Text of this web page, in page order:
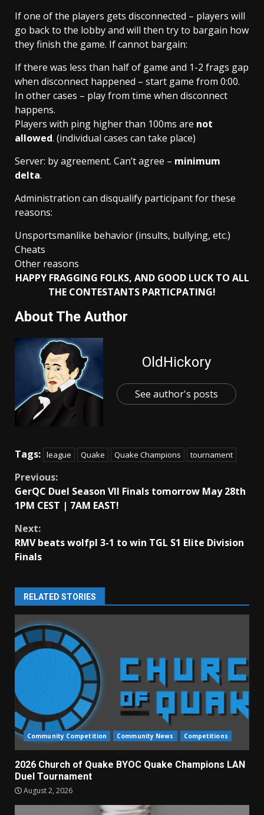
If one of the players gets disconnected – players will
go back to the lobby and will then try to bargain how
they finish the game. If cannot bargain:
If there was less than half of game and 1-2 frags gap
when disconnect happened – start game from 0:00.
In other cases – play from time when disconnect
happens.
Players with ping higher than 100ms are not
allowed. (individual cases can take place)
Server: by agreement. Can’t agree – minimum
delta.
Administration can disqualify participant for these
reasons:
Unsportsmanlike behavior (insults, bullying, etc.)
Cheats
Other reasons
HAPPY FRAGGING FOLKS, AND GOOD LUCK TO ALL
THE CONTESTANTS PARTICPATING!
About The Author
OldHickory
See author's posts
Tags: league Quake Quake Champions tournament
Continue
Reading
Previous:
GerQC Duel Season VII Finals tomorrow May 28th
1PM CEST | 7AM EAST!
Next:
RMV beats wolfpl 3-1 to win TGL S1 Elite Division
Finals
RELATED STORIES
Community Competition Community News Competitions
2026 Church of Quake BYOC Quake Champions LAN
Duel Tournament
August 2, 2026